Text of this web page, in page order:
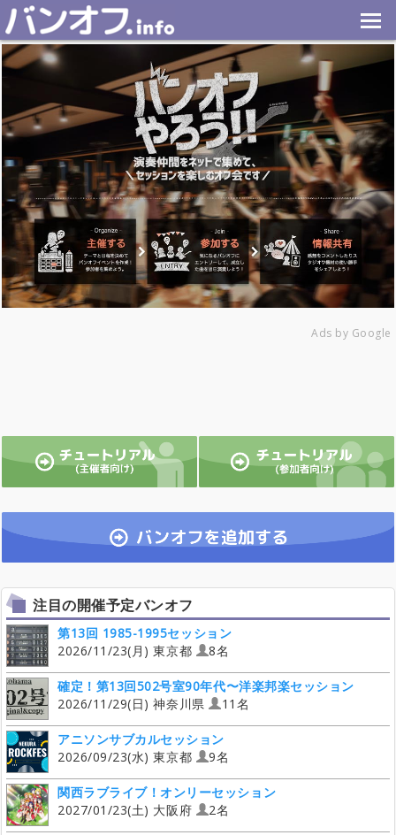
Ads by Google
注目の開催予定バンオフ
第13回 1985-1995セッション
2026/11/23(月) 東京都
8名
確定！第13回502号室90年代〜洋楽邦楽セッション
2026/11/29(日) 神奈川県
11名
アニソンサブカルセッション
2026/09/23(水) 東京都
9名
関西ラブライブ！オンリーセッション
2027/01/23(土) 大阪府
2名